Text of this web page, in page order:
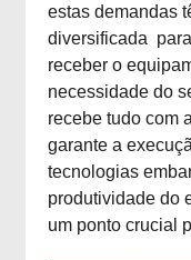
estas demandas
diversificada
receber o
necessidade do
recebe tudo com
garante a
tecnologias
produtividade do
um ponto crucial